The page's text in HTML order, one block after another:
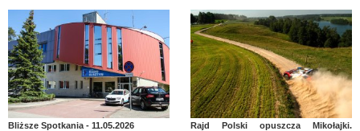
Bliższe Spotkania - 11.05.2026
Rajd Polski opuszcza Mikołajki.